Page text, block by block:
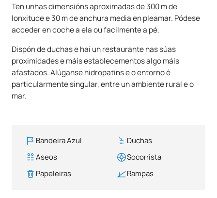
Ten unhas dimensións aproximadas de 300 m de
lonxitude e 30 m de anchura media en pleamar. Pódese
acceder en coche a ela ou facilmente a pé.
Dispón de duchas e hai un restaurante nas súas
proximidades e máis establecementos algo máis
afastados. Alúganse hidropatíns e o entorno é
particularmente singular, entre un ambiente rural e o
mar.
Bandeira Azul
Duchas
Aseos
Socorrista
Papeleiras
Rampas